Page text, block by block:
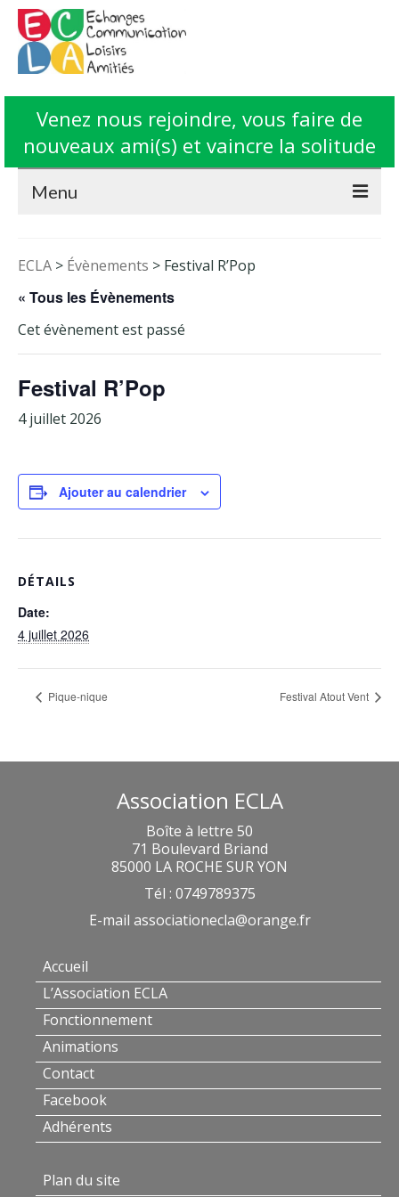
Venez nous rejoindre, vous faire de
nouveaux ami(s) et vaincre la solitude
Menu
L’Association ECLA
Contact
Facebook
ECLA > Évènements > Festival R’Pop
« Tous les Évènements
Cet évènement est passé
Festival R’Pop
4 juillet 2026
Ajouter au calendrier
DÉTAILS
Date:
4 juillet 2026
Pique-nique Festival Atout Vent
Association ECLA
Boîte à lettre 50
71 Boulevard Briand
85000 LA ROCHE SUR YON
Tél : 0749789375
E-mail associationecla@orange.fr
Accueil
L’Association ECLA
Fonctionnement
Animations
Contact
Facebook
Adhérents
Plan du site